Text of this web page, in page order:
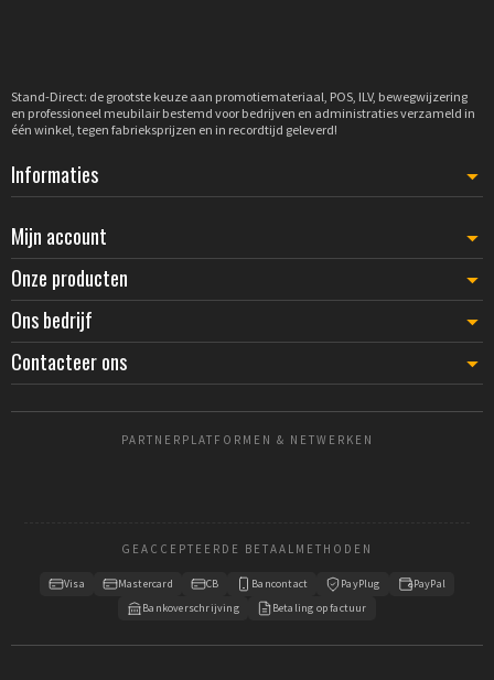
Tenslotte is het voorimplementaties op meerdere
locaties
essentieel om het postermodel in alle vestigingen
te harmoniseren voor een consistent imago. Deze
uniformiteit vereenvoudigt ook het beheer van in serie
totale kosten van uw visuele communicatiesysteem
worden geoptimaliseerd.
Stand-Direct: de grootste keuze aan promotiemateriaal, POS, ILV, bewegwijzering
en professioneel meubilair bestemd voor bedrijven en administraties verzameld in
één winkel, tegen fabrieksprijzen en in recordtijd geleverd!
Informaties
Mijn account
Onze producten
Ons bedrijf
Contacteer ons
PARTNERPLATFORMEN & NETWERKEN
GEACCEPTEERDE BETAALMETHODEN
Visa Mastercard CB Bancontact PayPlug
PayPal
Bankoverschrijving
Betaling op factuur